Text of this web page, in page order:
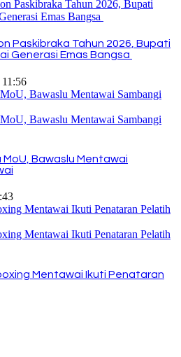
Paskibraka Tahun 2026, Bupati
Generasi Emas Bangsa
Bawaslu Mentawai
Mentawai Ikuti Penataran